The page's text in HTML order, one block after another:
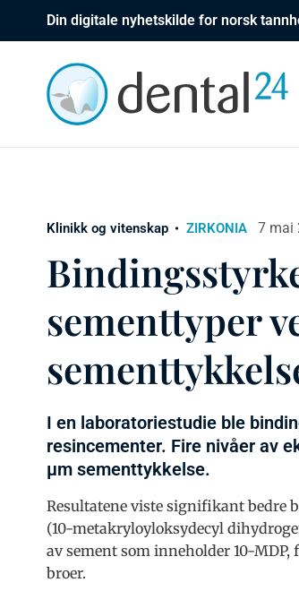
Din digitale nyhetskilde for norsk
Klinikk og vitenskap ZIRKONIA 7 mai
sementtyper
I en laboratoriestudie ble
resincementer. Fire nivåer av
µm sementtykkelse.
Resultatene viste signifikant bedre
(10-metakryloyloksydecyl
av sement som inneholder 10-
broer.